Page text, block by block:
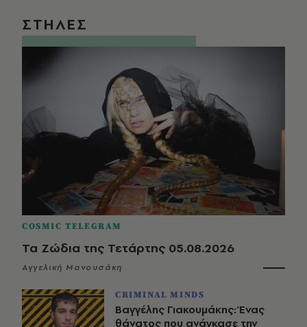
ΣΤΗΛΕΣ
COSMIC TELEGRAM
Τα Ζώδια της Τετάρτης 05.08.2026
Αγγελική Μανουσάκη
CRIMINAL MINDS
Βαγγέλης Γιακουμάκης: Ένας
θάνατος που ανάγκασε την